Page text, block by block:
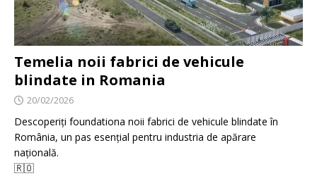
Temelia noii fabrici de vehicule
blindate in Romania
20/02/2026
Descoperiți foundationa noii fabrici de vehicule blindate în
România, un pas esențial pentru industria de apărare
națională.
🇷🇴